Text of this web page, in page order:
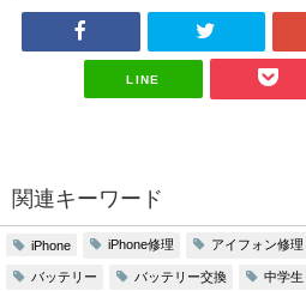
LINE
関連キーワード
iPhone iPhone修理 アイフォン修理
バッテリー バッテリー交換 中学生